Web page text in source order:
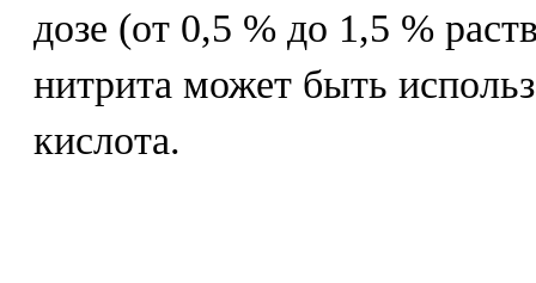
дозе (от 0,5 % до 1,5 %
нитрита может быть
кислота.